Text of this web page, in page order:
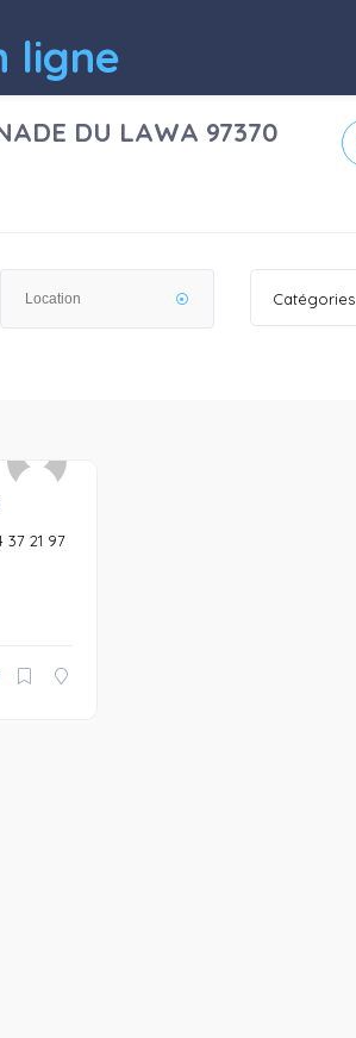
ligne
DU LAWA 97370
Catégories
37 21 97